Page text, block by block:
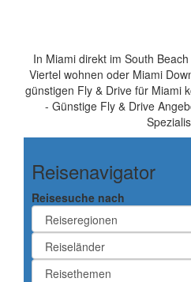
In Miami direkt im South
Viertel wohnen oder Miami
günstigen Fly & Drive für Miami
- Günstige Fly & Drive
Reisenavigator
Reisesuche nach